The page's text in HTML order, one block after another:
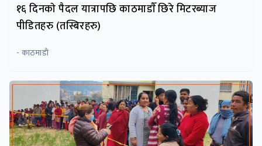
१६ दिनकाे पैदल यात्रापछि काठमाडाैँ छिरे मिटरब्याज
पीडितहरु (तस्बिरहरु)
- काठमाडाैं